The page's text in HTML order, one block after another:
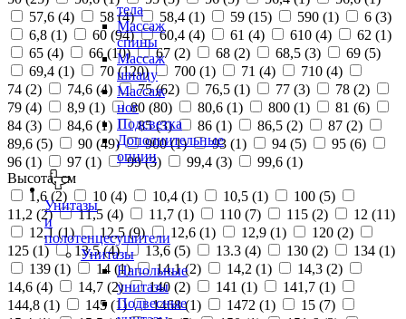
тела
Массаж
спины
Массаж
шиацу
Массаж
ног
Подсветка
Дополнительные
опции
Унитазы
и
полотенцесушители
Унитазы
Напольные
унитазы
Подвесные
57,6 (4) 58 (4) 58,4 (1) 59 (15) 590 (1) 6 (3)
6,8 (1) 60 (94) 60,4 (4) 61 (4) 610 (4) 62 (1)
65 (4) 66 (10) 67 (2) 68 (2) 68,5 (3) 69 (5)
69,4 (1) 70 (120) 700 (1) 71 (4) 710 (4)
74 (2) 74,6 (4) 75 (62) 76,5 (1) 77 (3) 78 (2)
79 (4) 8,9 (1) 80 (80) 80,6 (1) 800 (1) 81 (6)
84 (3) 84,6 (1) 85 (3) 86 (1) 86,5 (2) 87 (2)
89,6 (5) 90 (49) 900 (1) 93 (1) 94 (5) 95 (6)
96 (1) 97 (1) 99 (3) 99,4 (3) 99,6 (1)
Высота, см
1,6 (2) 10 (4) 10,4 (1) 10,5 (1) 100 (5)
11,2 (2) 11,5 (4) 11,7 (1) 110 (7) 115 (2) 12 (11)
12,1 (1) 12,5 (9) 12,6 (1) 12,9 (1) 120 (2)
125 (1) 13,5 (4) 13,6 (5) 13.3 (4) 130 (2) 134 (1)
139 (1) 14 (1) 14,1 (2) 14,2 (1) 14,3 (2)
14,6 (4) 14,7 (2) 140 (2) 141 (1) 141,7 (1)
144,8 (1) 145 (1) 1468 (1) 1472 (1) 15 (7)